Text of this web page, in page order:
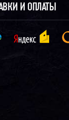
И ОПЛАТЫ